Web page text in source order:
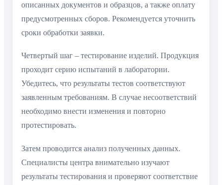
описанных документов и образцов, а также оплату
предусмотренных сборов. Рекомендуется уточнить
сроки обработки заявки.
Четвертый шаг – тестирование изделий. Продукция
проходит серию испытаний в лаборатории.
Убедитесь, что результаты тестов соответствуют
заявленным требованиям. В случае несоответствий
необходимо внести изменения и повторно
протестировать.
Затем проводится анализ полученных данных.
Специалисты центра внимательно изучают
результаты тестирования и проверяют соответствие